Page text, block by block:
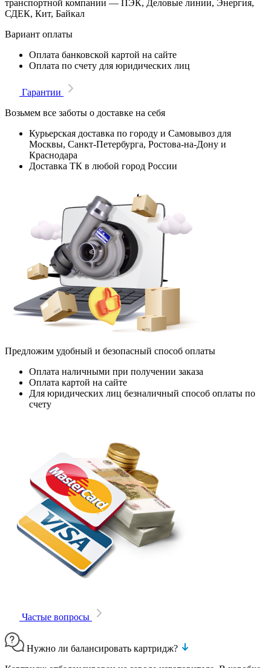
транспортной компании — ПЭК, Деловые линии, Энергия,
СДЕК, Кит, Байкал
Вариант оплаты
Оплата банковской картой на сайте
Оплата по счету для юридических лиц
Гарантии
Возьмем все заботы о доставке на себя
Курьерская доставка по городу и Самовывоз для
Москвы, Санкт-Петербурга, Ростова-на-Дону и
Краснодара
Доставка ТК в любой город России
Предложим удобный и безопасный способ оплаты
Оплата наличными при получении заказа
Оплата картой на сайте
Для юридических лиц безналичный способ оплаты по
счету
Частые вопросы
Нужно ли балансировать картридж?